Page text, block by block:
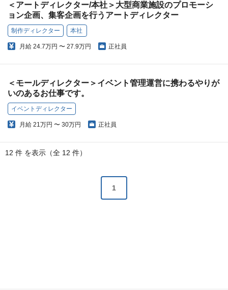
＜アートディレクター/本社＞大型商業施設のプロモーシ
ョン企画、集客企画を行うアートディレクター
制作ディレクター 本社
月給 24.7万円 〜 27.9万円 正社員
＜モールディレクター＞イベント管理運営に携わるやりが
いのあるお仕事です。
イベントディレクター
月給 21万円 〜 30万円 正社員
12 件 を表示（全 12 件）
1